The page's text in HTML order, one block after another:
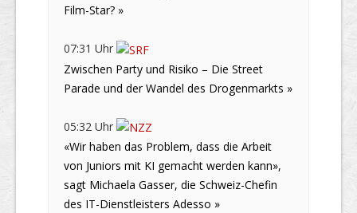
Film-Star? »
07:31 Uhr
Zwischen Party und Risiko – Die Street
Parade und der Wandel des Drogenmarkts »
05:32 Uhr
«Wir haben das Problem, dass die Arbeit
von Juniors mit KI gemacht werden kann»,
sagt Michaela Gasser, die Schweiz-Chefin
des IT-Dienstleisters Adesso »